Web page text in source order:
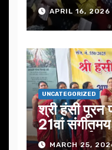
APRIL 16, 2026
UNCATEGORIZED
श्री हंसी पूरन
21वां
सफलतापूर्वक
MARCH 25,